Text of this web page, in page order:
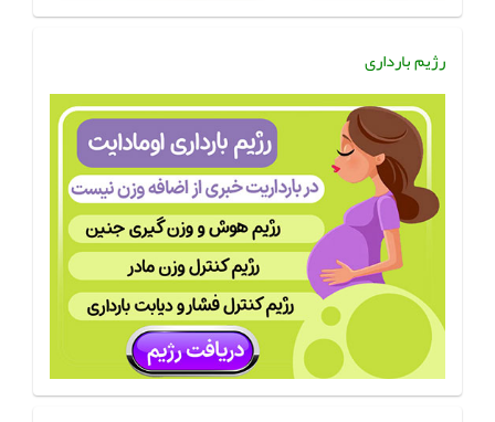
رژیم بارداری